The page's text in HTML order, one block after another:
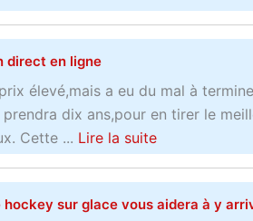
direct en ligne
élevé,mais a eu du mal à
dix ans,pour en tirer le
Cette ... Lire la suitea
o
u
sur glace vous aidera à y